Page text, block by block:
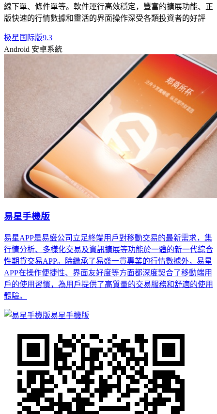
線下單、條件單等。軟件運行高效穩定，豐富的擴展功能、正
版快速的行情數據和靈活的界面操作深受各類投資者的好評
极星国际版9.3
Android 安卓系統
易星手機版
易星APP是易盛公司立足終端用戶對移動交易的最新需求，集
行情分析、多樣化交易及資訊擴展等功能於一體的新一代綜合
性期貨交易APP。除繼承了易盛一貫專業的行情數據外，易星
APP在操作便捷性、界面友好度等方面都深度契合了移動端用
戶的使用習慣，為用戶提供了高質量的交易服務和舒適的使用
體驗。
易星手機版